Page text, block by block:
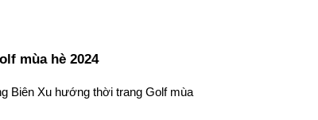
mùa hè 2024
Biên Xu hướng thời trang Golf mùa